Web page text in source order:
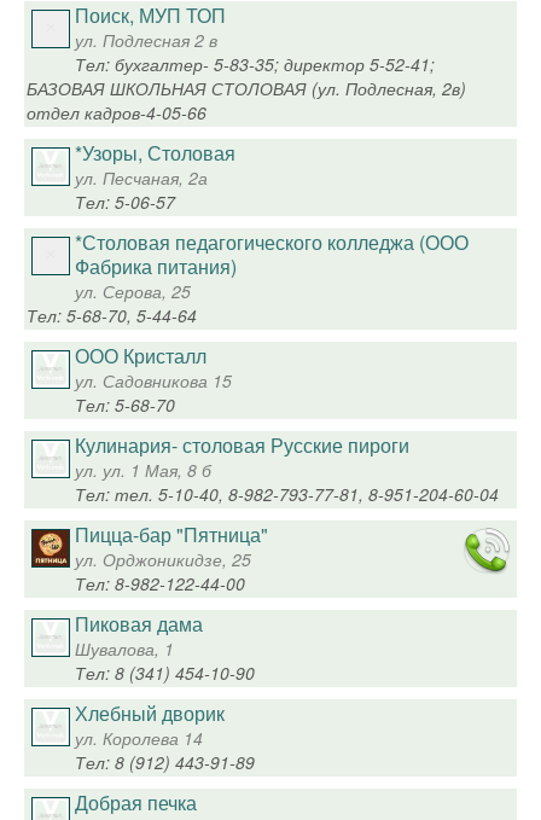
Поиск, МУП ТОП
ул. Подлесная 2 в
Тел: бухгалтер- 5-83-35; директор 5-52-41;
БАЗОВАЯ ШКОЛЬНАЯ СТОЛОВАЯ (ул. Подлесная, 2в)
отдел кадров-4-05-66
*Узоры, Столовая
ул. Песчаная, 2а
Тел: 5-06-57
*Столовая педагогического колледжа (ООО
Фабрика питания)
ул. Серова, 25
Тел: 5-68-70, 5-44-64
ООО Кристалл
ул. Садовникова 15
Тел: 5-68-70
Кулинария- столовая Русские пироги
ул. ул. 1 Мая, 8 б
Тел: тел. 5-10-40, 8-982-793-77-81, 8-951-204-60-04
Пицца-бар "Пятница"
ул. Орджоникидзе, 25
Тел: 8-982-122-44-00
Пиковая дама
Шувалова, 1
Тел: 8 (341) 454-10-90
Хлебный дворик
ул. Королева 14
Тел: 8 (912) 443-91-89
Добрая печка